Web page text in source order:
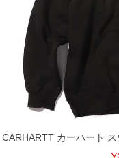
CARHARTT カーハート